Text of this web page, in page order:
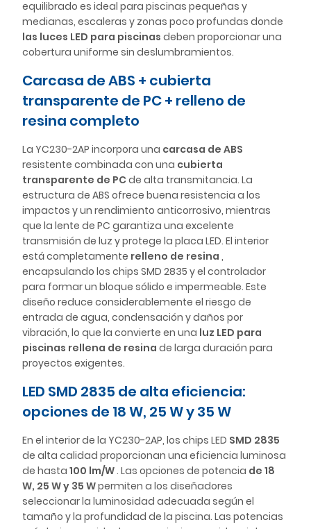
equilibrado es ideal para piscinas pequeñas y
medianas, escaleras y zonas poco profundas donde
las luces LED para piscinas deben proporcionar una
cobertura uniforme sin deslumbramientos.
Carcasa de ABS + cubierta
transparente de PC + relleno de
resina completo
La YC230-2AP incorpora una carcasa de ABS
resistente combinada con una cubierta
transparente de PCde alta transmitancia. La
estructura de ABS ofrece buena resistencia a los
impactos y un rendimiento anticorrosivo, mientras
que la lente de PC garantiza una excelente
transmisión de luz y protege la placa LED. El interior
está completamente relleno de resina ,
encapsulando los chips SMD 2835 y el controlador
para formar un bloque sólido e impermeable. Este
diseño reduce considerablemente el riesgo de
entrada de agua, condensación y daños por
vibración, lo que la convierte en una luz LED para
piscinas rellena de resina de larga duración para
proyectos exigentes.
LED SMD 2835 de alta eficiencia:
opciones de 18 W, 25 W y 35 W
En el interior de la YC230-2AP, los chips LED SMD 2835
de alta calidad proporcionan una eficiencia luminosa
de hasta 100 lm/W. Las opciones de potencia de 18
W, 25 W y 35 Wpermiten a los diseñadores
seleccionar la luminosidad adecuada según el
tamaño y la profundidad de la piscina. Las potencias